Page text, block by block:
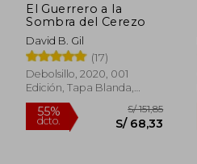
55%
dcto.
S/ 267,52
S/ 120,38
El Guerrero a la
Sombra del Cerezo
David B. Gil
(17)
Debolsillo, 2020, 001
Edición, Tapa Blanda,
Nuevo